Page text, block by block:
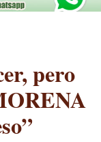
pero